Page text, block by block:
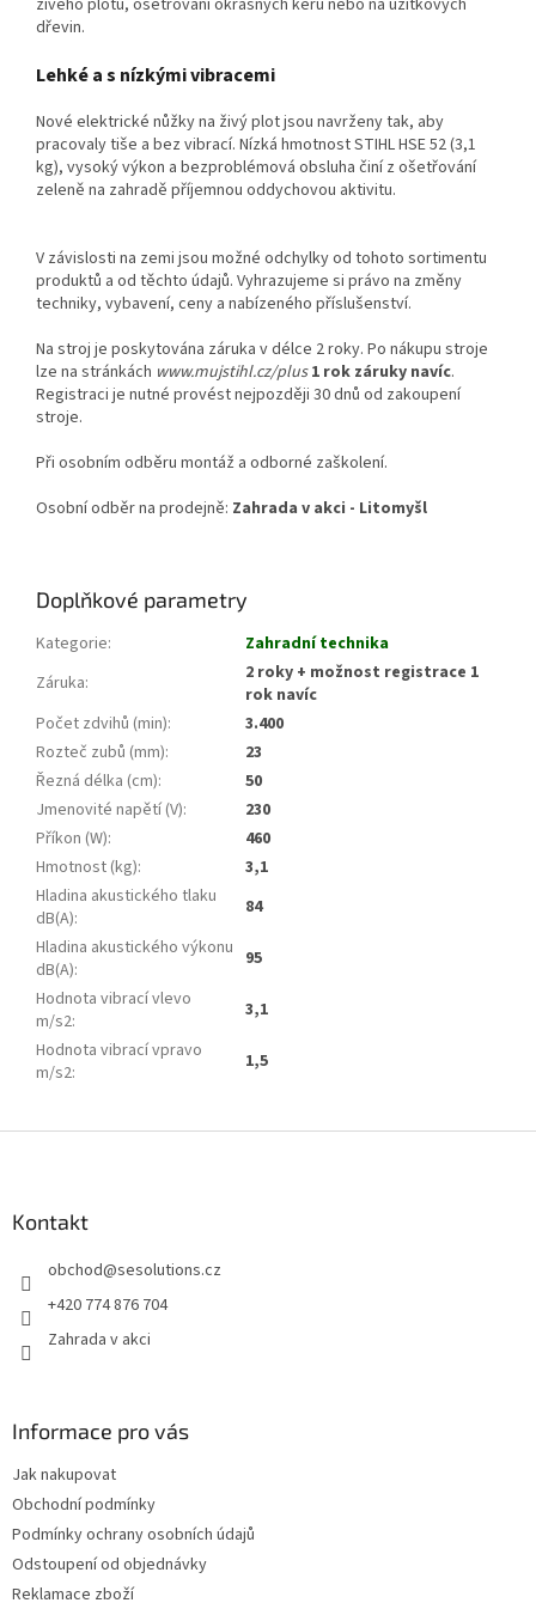
živého plotu, ošetřování okrasných keřů nebo na užitkových
dřevin.
Lehké a s nízkými vibracemi
Nové elektrické nůžky na živý plot jsou navrženy tak, aby
pracovaly tiše a bez vibrací. Nízká hmotnost STIHL HSE 52 (3,1
kg), vysoký výkon a bezproblémová obsluha činí z ošetřování
zeleně na zahradě příjemnou oddychovou aktivitu.
V závislosti na zemi jsou možné odchylky od tohoto sortimentu
produktů a od těchto údajů. Vyhrazujeme si právo na změny
techniky, vybavení, ceny a nabízeného příslušenství.
Na stroj je poskytována záruka v délce 2 roky. Po nákupu stroje
lze na stránkách www.mujstihl.cz/plus 1 rok záruky navíc.
Registraci je nutné provést nejpozději 30 dnů od zakoupení
stroje.
Při osobním odběru montáž a odborné zaškolení.
Osobní odběr na prodejně: Zahrada v akci - Litomyšl
Doplňkové parametry
Kategorie:
Zahradní technika
Záruka:
2 roky + možnost registrace 1
rok navíc
Počet zdvihů (min):
3.400
Rozteč zubů (mm):
23
Řezná délka (cm):
50
Jmenovité napětí (V):
230
Příkon (W):
460
Hmotnost (kg):
3,1
Hladina akustického tlaku
dB(A):
84
Hladina akustického výkonu
dB(A):
95
Hodnota vibrací vlevo
m/s2:
3,1
Hodnota vibrací vpravo
m/s2: 1,5
Kontakt
obchod@sesolutions.cz
+420 774 876 704
Zahrada v akci
Informace pro vás
Jak nakupovat
Obchodní podmínky
Podmínky ochrany osobních údajů
Odstoupení od objednávky
Reklamace zboží